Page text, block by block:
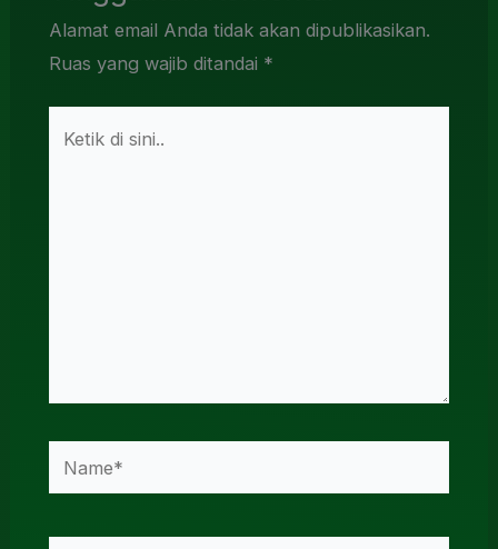
Alamat email Anda tidak akan dipublikasikan.
Ruas yang wajib ditandai *
Name*